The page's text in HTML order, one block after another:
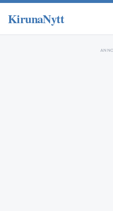
KirunaNytt